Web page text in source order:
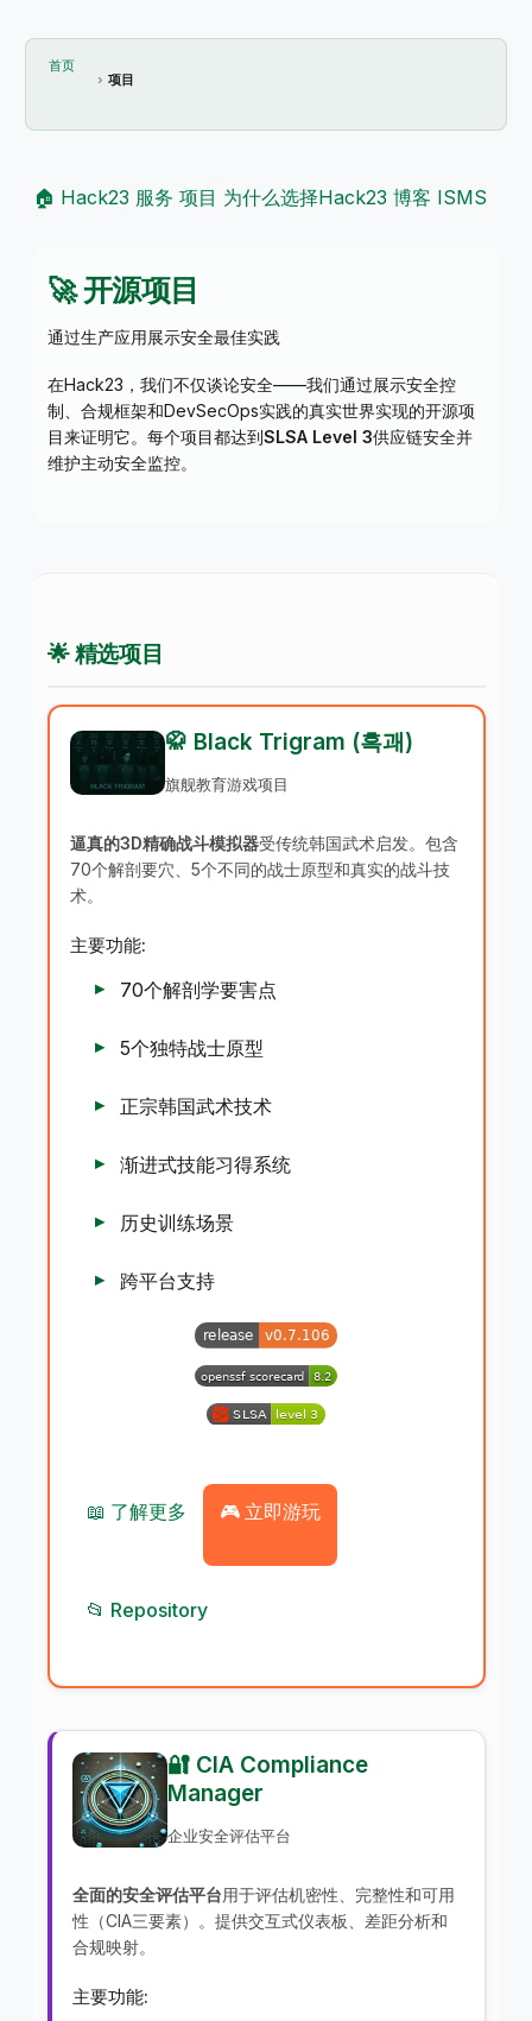
首页
项目
🏠 Hack23 服务 项目 为什么选择Hack23 博客 ISMS
🚀 开源项目
通过生产应用展示安全最佳实践
在Hack23，我们不仅谈论安全——我们通过展示安全控
制、合规框架和DevSecOps实践的真实世界实现的开源项
目来证明它。每个项目都达到SLSA Level 3供应链安全并
维护主动安全监控。
🌟 精选项目
🥋 Black Trigram (흑괘)
旗舰教育游戏项目
逼真的3D精确战斗模拟器受传统韩国武术启发。包含
70个解剖要穴、5个不同的战士原型和真实的战斗技
术。
主要功能:
70个解剖学要害点
5个独特战士原型
正宗韩国武术技术
渐进式技能习得系统
历史训练场景
跨平台支持
📖 了解更多 🎮 立即游玩
📂 Repository
🔐 CIA Compliance
Manager
企业安全评估平台
全面的安全评估平台用于评估机密性、完整性和可用
性（CIA三要素）。提供交互式仪表板、差距分析和
合规映射。
主要功能: